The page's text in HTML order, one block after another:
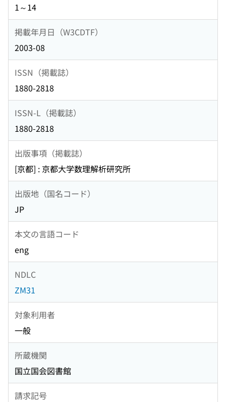
1～14
掲載年月日（W3CDTF）
2003-08
ISSN（掲載誌）
1880-2818
ISSN-L（掲載誌）
1880-2818
出版事項（掲載誌）
[京都] : 京都大学数理解析研究所
出版地（国名コード）
JP
本文の言語コード
eng
NDLC
ZM31
対象利用者
一般
所蔵機関
国立国会図書館
請求記号